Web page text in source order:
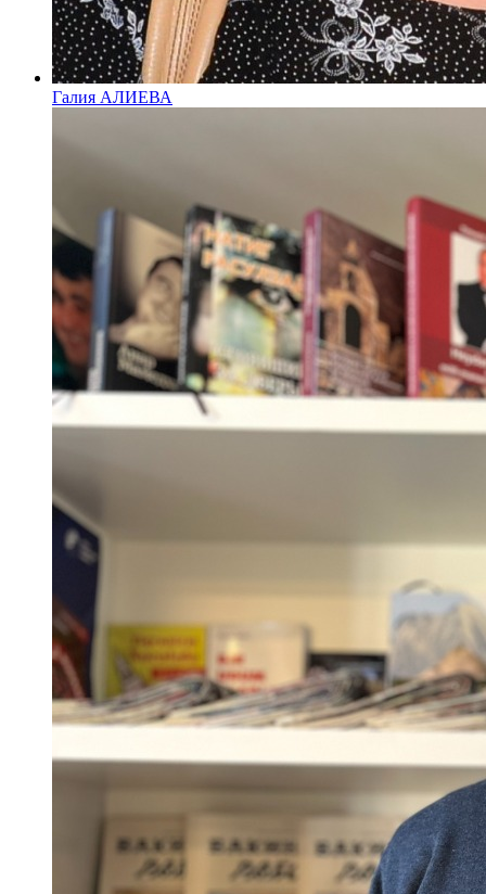
Галия АЛИЕВА